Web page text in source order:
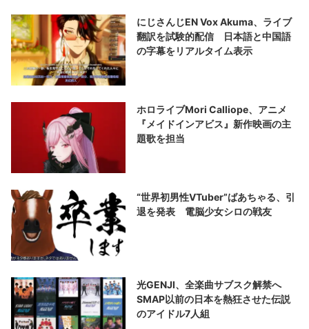
にじさんじEN Vox Akuma、ライブ
翻訳を試験的配信 日本語と中国語
の字幕をリアルタイム表示
ホロライブMori Calliope、アニメ
『メイドインアビス』新作映画の主
題歌を担当
“世界初男性VTuber”ばあちゃる、引
退を発表 電脳少女シロの戦友
光GENJI、全楽曲サブスク解禁へ
SMAP以前の日本を熱狂させた伝説
のアイドル7人組